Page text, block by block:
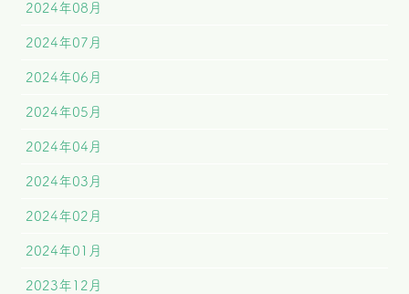
2024年08月
2024年07月
2024年06月
2024年05月
2024年04月
2024年03月
2024年02月
2024年01月
2023年12月